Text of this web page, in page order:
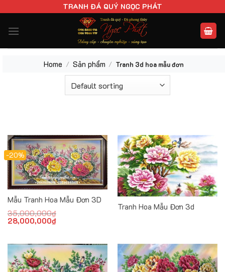
nội
TRANH ĐÁ QUÝ NGỌC PHÁT
Home / Sản phẩm / Tranh 3d hoa mẫu đơn
-20%
Mẫu Tranh Hoa Mẫu Đơn 3D
35,000,000₫
Original
price
28,000,000₫Current
price
Tranh Hoa Mẫu Đơn 3d